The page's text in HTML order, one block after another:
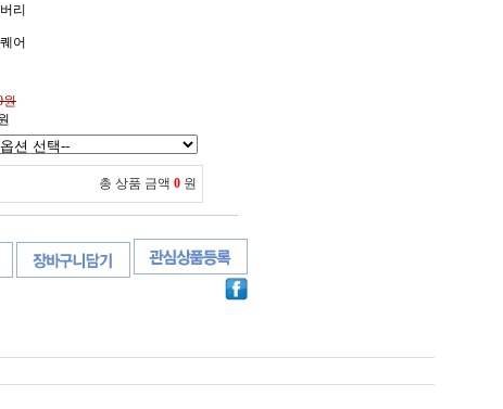
리
어
원
총 상품 금액 0 원